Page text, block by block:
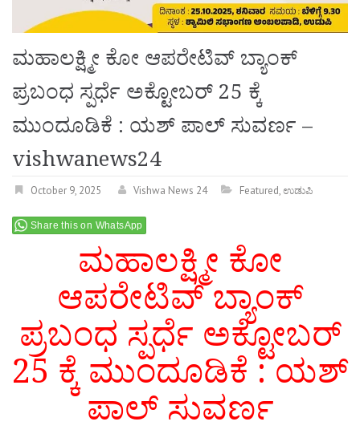
ಮಹಾಲಕ್ಷ್ಮೀ ಕೋ ಆಪರೇಟಿವ್ ಬ್ಯಾಂಕ್
ಪ್ರಬಂಧ ಸ್ಪರ್ಧೆ ಅಕ್ಟೋಬರ್ 25 ಕ್ಕೆ
ಮುಂದೂಡಿಕೆ : ಯಶ್ ಪಾಲ್ ಸುವರ್ಣ –
vishwanews24
October 9, 2025 Vishwa News 24 Featured,ಉಡುಪಿ
Share this on WhatsApp
ಮಹಾಲಕ್ಷ್ಮೀ ಕೋ
ಆಪರೇಟಿವ್ ಬ್ಯಾಂಕ್
ಪ್ರಬಂಧ ಸ್ಪರ್ಧೆ ಅಕ್ಟೋಬರ್
25 ಕ್ಕೆ ಮುಂದೂಡಿಕೆ : ಯಶ್
ಪಾಲ್ ಸುವರ್ಣ